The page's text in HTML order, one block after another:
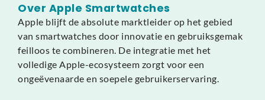
Over Apple Smartwatches
Apple blijft de absolute marktleider op het gebied
van smartwatches door innovatie en gebruiksgemak
feilloos te combineren. De integratie met het
volledige Apple-ecosysteem zorgt voor een
ongeëvenaarde en soepele gebruikerservaring.